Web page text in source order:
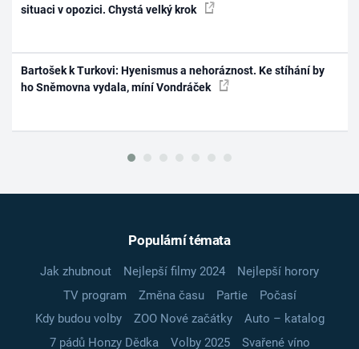
situaci v opozici. Chystá velký krok
Bartošek k Turkovi: Hyenismus a nehoráznost. Ke stíhání by
ho Sněmovna vydala, míní Vondráček
Populární témata
Jak zhubnout Nejlepší filmy 2024
Nejlepší horory
TV program
Změna času Partie
Počasí
Kdy budou volby
ZOO Nové začátky
Auto – katalog
7 pádů Honzy Dědka
Volby 2025
Svařené víno